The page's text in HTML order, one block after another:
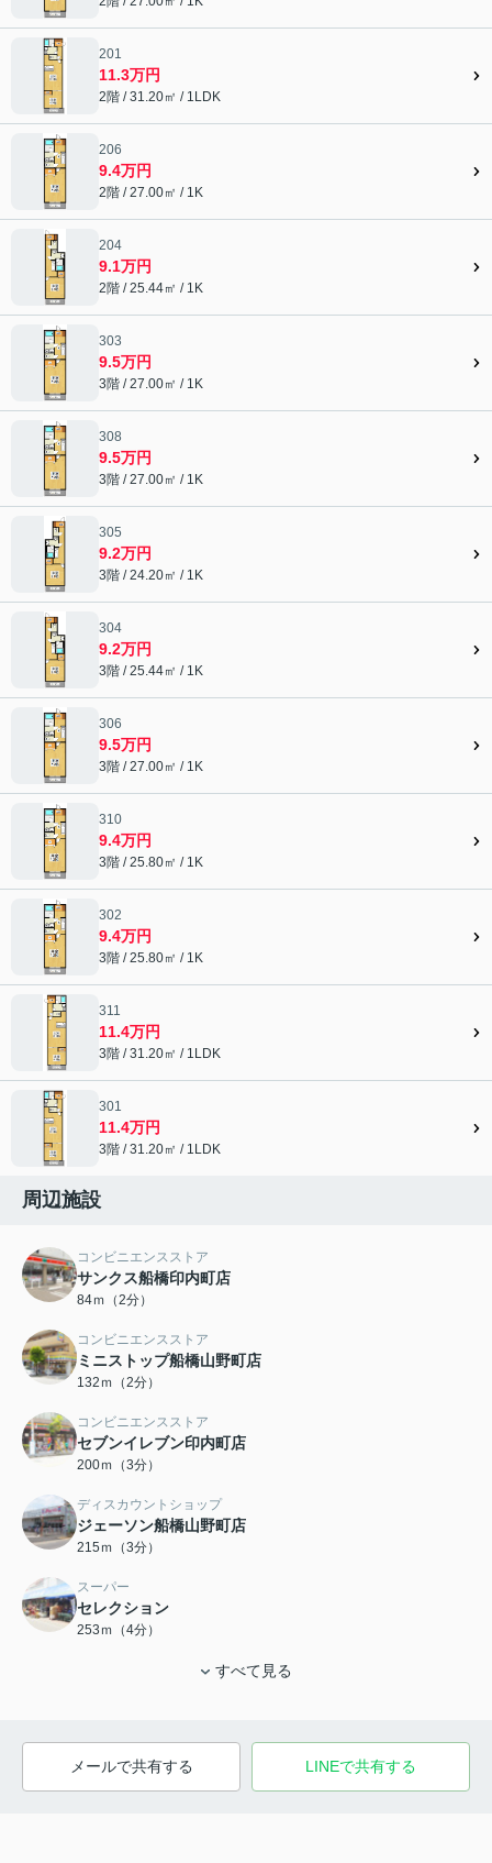
201
11.3万円
2階 / 31.20㎡ / 1LDK
206
9.4万円
2階 / 27.00㎡ / 1K
204
9.1万円
2階 / 25.44㎡ / 1K
303
9.5万円
3階 / 27.00㎡ / 1K
308
9.5万円
3階 / 27.00㎡ / 1K
305
9.2万円
3階 / 24.20㎡ / 1K
304
9.2万円
3階 / 25.44㎡ / 1K
306
9.5万円
3階 / 27.00㎡ / 1K
310
9.4万円
3階 / 25.80㎡ / 1K
302
9.4万円
3階 / 25.80㎡ / 1K
311
11.4万円
3階 / 31.20㎡ / 1LDK
301
11.4万円
3階 / 31.20㎡ / 1LDK
周辺施設
コンビニエンスストア
サンクス船橋印内町店
84ｍ（2分）
コンビニエンスストア
ミニストップ船橋山野町店
132ｍ（2分）
コンビニエンスストア
セブンイレブン印内町店
200ｍ（3分）
ディスカウントショップ
ジェーソン船橋山野町店
215ｍ（3分）
スーパー
セレクション
253ｍ（4分）
すべて見る
メールで共有する LINEで共有する